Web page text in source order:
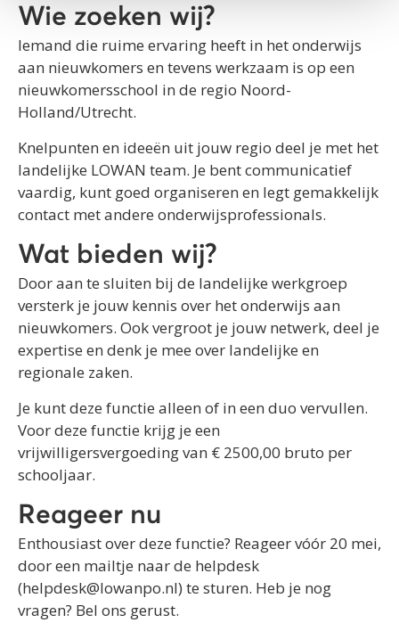
Wie zoeken wij?
Iemand die ruime ervaring heeft in het onderwijs
aan nieuwkomers en tevens werkzaam is op een
nieuwkomersschool in de regio Noord-
Holland/Utrecht.
Knelpunten en ideeën uit jouw regio deel je met het
landelijke LOWAN team. Je bent communicatief
vaardig, kunt goed organiseren en legt gemakkelijk
contact met andere onderwijsprofessionals.
Wat bieden wij?
Door aan te sluiten bij de landelijke werkgroep
versterk je jouw kennis over het onderwijs aan
nieuwkomers. Ook vergroot je jouw netwerk, deel je
expertise en denk je mee over landelijke en
regionale zaken.
Je kunt deze functie alleen of in een duo vervullen.
Voor deze functie krijg je een
vrijwilligersvergoeding van € 2500,00 bruto per
schooljaar.
Reageer nu
Enthousiast over deze functie? Reageer vóór 20 mei,
door een mailtje naar de helpdesk
(helpdesk@lowanpo.nl) te sturen. Heb je nog
vragen? Bel ons gerust.